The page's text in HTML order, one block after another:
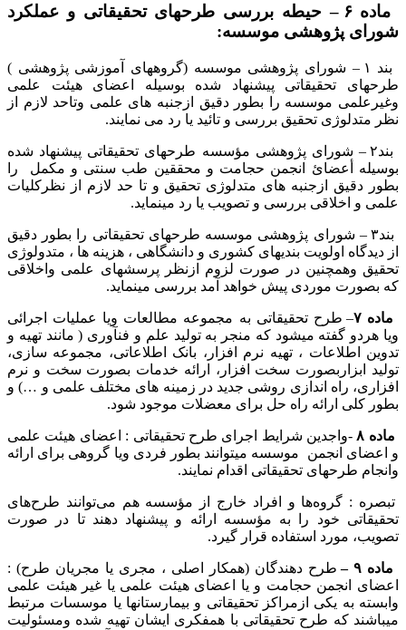
ماده ۶ – حیطه بررسی طرحهای تحقیقاتی و عملکرد
شورای پژوهشی موسسه:
بند ۱ – شورای پژوهشی موسسه (گروههای آموزشی پژوهشی )
طرحهای تحقیقاتی پیشنهاد شده بوسیله اعضای هیئت علمی
وغیرعلمی موسسه را بطور دقیق ازجنبه های علمی وتاحد لازم از
نظر متدلوژی تحقیق بررسی و تائید یا رد می نمایند.
بند۲ – شورای پژوهشی مؤسسه طرحهای تحقیقاتی پیشنهاد شده
بوسیله أعضائ انجمن حجامت و محققین طب سنتی و مکمل را
بطور دقیق ازجنبه های متدلوژی تحقیق و تا حد لازم از نظرکلیات
علمی و اخلاقی بررسی و تصویب یا رد مینماید.
بند۳ – شورای پژوهشی موسسه طرحهای تحقیقاتی را بطور دقیق
از دیدگاه اولویت بندیهای کشوری و دانشگاهی ، هزینه ها ، متدولوژی
تحقیق وهمچنین در صورت لزوم ازنظر پرسشهای علمی واخلاقی
که بصورت موردی پیش خواهد آمد بررسی مینماید.
ماده ٧ – طرح تحقیقاتی به مجموعه مطالعات ویا عملیات اجرائی
ویا هردو گفته میشود که منجر به تولید علم و فنآوری ( مانند تهیه و
تدوین اطلاعات ، تهیه نرم افزار، بانک اطلاعاتی، مجموعه سازی،
تولید ابزاربصورت سخت افزار، ارائه خدمات بصورت سخت و نرم
افزاری، راه اندازی روشی جدید در زمینه های مختلف علمی و …) و
بطور کلی ارائه راه حل برای معضلات موجود شود.
ماده ۸
-واجدین شرایط اجرای طرح تحقیقاتی : اعضای هیئت علمی
و اعضای انجمن موسسه میتوانند بطور فردی ویا گروهی برای ارائه
وانجام طرحهای تحقیقاتی اقدام نمایند.
تبصره : گروه‌ها و افراد خارج از مؤسسه هم می‌توانند طرح‌های
تحقیقاتی خود را به مؤسسه ارائه و پیشنهاد دهند تا در صورت
تصویب، مورد استفاده قرار گیرد.
ماده ۹ –طرح دهندگان (همکار اصلی ، مجری یا مجریان طرح) :
اعضاى انجمن حجامت و یا اعضای هیئت علمی یا غیر هیئت علمی
وابسته به یکی ازمراکز تحقیقاتی و بیمارستانها یا موسسات مرتبط
میباشند که طرح تحقیقاتی با همفکری ایشان تهیه شده ومسئولیت